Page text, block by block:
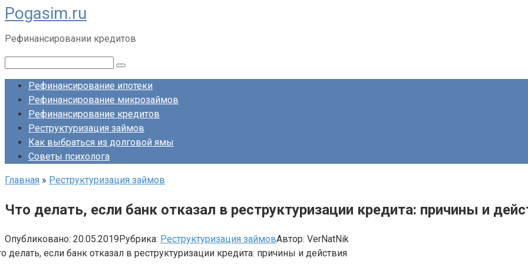
Перейти
к
контенту
Pogasim.ru
Рефинансировании кредитов
Рефинансирование ипотеки
Рефинансирование микрозаймов
Рефинансирование кредитов
Реструктуризация займов
Как выбраться из долговой ямы
Советы психолога
Главная » Реструктуризация займов
Что делать, если банк отказал в реструктуризации кредита: причины и
Опубликовано: 20.05.2019Рубрика: Реструктуризация займовАвтор: VerNatNik